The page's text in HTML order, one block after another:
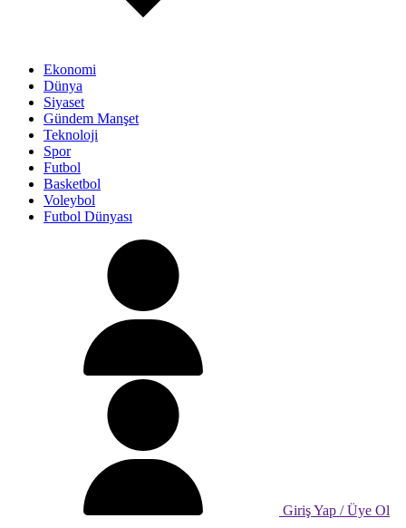
Ekonomi
Dünya
Siyaset
Gündem Manşet
Teknoloji
Spor
Futbol
Basketbol
Voleybol
Futbol Dünyası
Giriş Yap / Üye Ol